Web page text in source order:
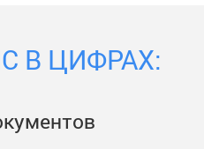
В ЦИФРАХ:
ов